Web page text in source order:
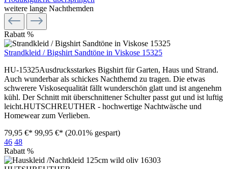
weitere lange Nachthemden
Rabatt %
Strandkleid / Bigshirt Sandtöne in Viskose 15325
HU-15325Ausdrucksstarkes Bigshirt für Garten, Haus und Strand.
Auch wunderbar als schickes Nachthemd zu tragen. Die etwas
schwerere Viskosequalität fällt wunderschön glatt und ist angenehm
kühl. Der Schnitt mit überschnittener Schulter passt gut und ist luftig
leicht.HUTSCHREUTHER - hochwertige Nachtwäsche und
Homewear zum Verlieben.
79,95 €* 99,95 €* (20.01% gespart)
46 48
Rabatt %